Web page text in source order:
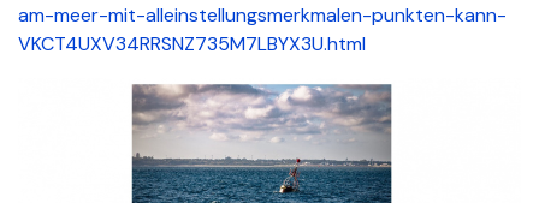
am-meer-mit-alleinstellungsmerkmalen-punkten-kann-
VKCT4UXV34RRSNZ735M7LBYX3U.html